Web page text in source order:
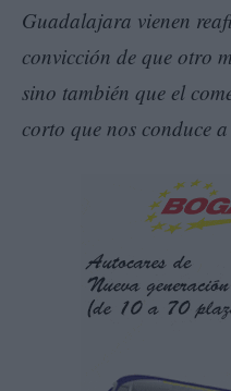
Guadalajara vienen
convicción de que otro
sino también que el
corto que nos conduce a